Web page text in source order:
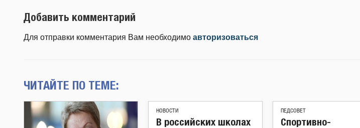
Добавить комментарий
Для отправки комментария Вам необходимо авторизоваться
ЧИТАЙТЕ ПО ТЕМЕ:
НОВОСТИ
В российских школах
ПЕДСОВЕТ
Спортивно-